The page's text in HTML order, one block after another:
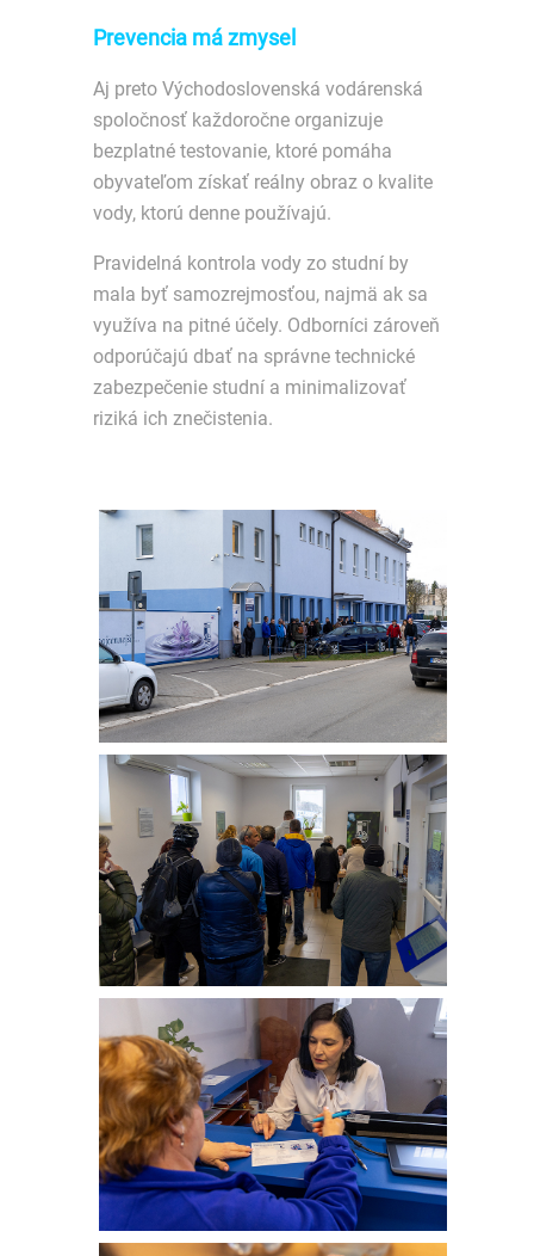
Prevencia má zmysel
Aj preto Východoslovenská vodárenská
spoločnosť každoročne organizuje
bezplatné testovanie, ktoré pomáha
obyvateľom získať reálny obraz o kvalite
vody, ktorú denne používajú.
Pravidelná kontrola vody zo studní by
mala byť samozrejmosťou, najmä ak sa
využíva na pitné účely. Odborníci zároveň
odporúčajú dbať na správne technické
zabezpečenie studní a minimalizovať
riziká ich znečistenia.